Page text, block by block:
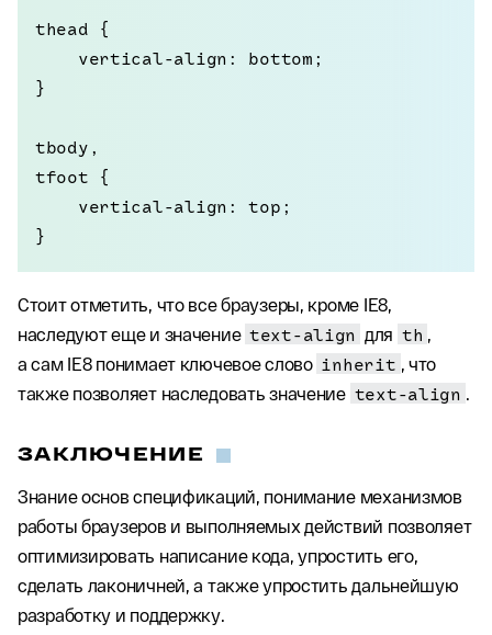
thead {
    vertical-align: bottom;
}
tbody,
tfoot {
    vertical-align: top;
}
Стоит отметить, что все браузеры, кроме IE8,
наследуют еще и значение text-align для th
а сам IE8 понимает ключевое слово inherit
, что
также позволяет наследовать значение text-align
ЗАКЛЮЧЕНИЕ
Знание основ спецификаций, понимание механизмов
работы браузеров и выполняемых действий позволяет
оптимизировать написание кода, упростить его,
сделать лаконичней, а также упростить дальнейшую
разработку и поддержку.